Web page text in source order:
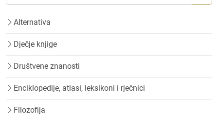
Alternativa
Dječje knjige
Društvene znanosti
Enciklopedije, atlasi, leksikoni i rječnici
Filozofija